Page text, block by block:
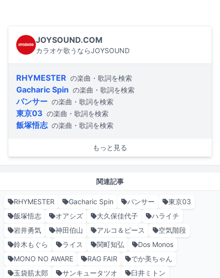
JOYSOUND.COM
カラオケ歌うならJOYSOUND
RHYMESTER の楽曲・歌詞を検索
Gacharic Spin の楽曲・歌詞を検索
パンサー の楽曲・歌詞を検索
東京03 の楽曲・歌詞を検索
飯塚悟志 の楽曲・歌詞を検索
もっと見る
関連記事
RHYMESTER Gacharic Spin パンサー
東京03
飯塚悟志
オアシズ 大久保佳代子
ハライチ
岩井勇気
神田伯山 アルコ＆ピース
空気階段
鈴木もぐら
ライス 関町知弘
Dos Monos
MONO NO AWARE
RAG FAIR
でか美ちゃん
玉袋筋太郎
サンキュータツオ 臼井ミトン